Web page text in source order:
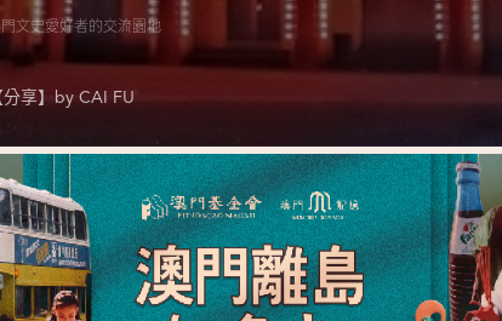
文史愛好者的交流園地
分享】by CAI FU